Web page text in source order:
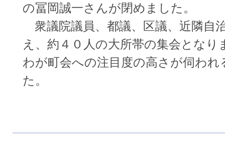
の冨岡誠一さんが閉めました。
衆議院議員、都議、区議、近隣自
え、約４０人の大所帯の集会とな
わが町会への注目度の高さが伺わ
た。